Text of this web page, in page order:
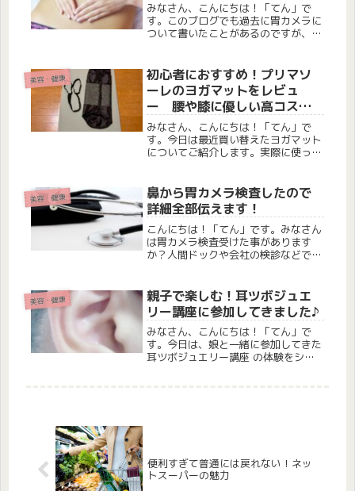
みなさん、こんにちは！「てん」で
す。このブログでも過去に胃カメラに
ついて書いたことがあるのですが、今
4年前、尿をかけて調べる簡易キット
でピロリ菌が見つかり、クリニックで
除菌...
美容・健康
初心者におすすめ！プリマソ
ーレのヨガマットをレビュ
ー 腰や膝に優しい高コスパ
マット
みなさん、こんにちは！「てん」で
す。今日は最近買い替えたヨガマット
についてご紹介します。実際に使って
め ヨガやストレッチのときに腰や膝
が痛くなりやすい方 ふんわりとした
クッ...
美容・健康
鼻から胃カメラ検査したので
詳細全部伝えます！
こんにちは！「てん」です。みなさん
は胃カメラ検査受けた事があります
か？人間ドックや会社の検診などで受
て、お薬でピロリ菌除去をしたのです
が、1年後にまた検査に来てください
との事だ...
美容・健康
親子で楽しむ！耳ツボジュエ
リー講座に参加してきました♪
みなさん、こんにちは！「てん」で
す。今日は、娘と一緒に参加してきた
耳ツボジュエリー講座 の体験をシェ
便利すぎて普通には戻れない！ネッ
トスーパーの魅力